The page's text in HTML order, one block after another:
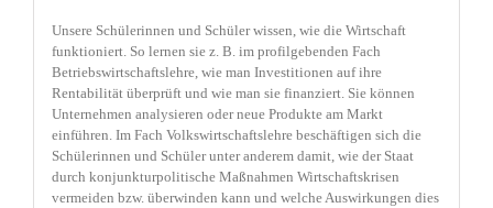
Unsere Schülerinnen und Schüler wissen, wie die Wirtschaft
funktioniert. So lernen sie z. B. im profilgebenden Fach
Betriebswirtschaftslehre, wie man Investitionen auf ihre
Rentabilität überprüft und wie man sie finanziert. Sie können
Unternehmen analysieren oder neue Produkte am Markt
einführen. Im Fach Volkswirtschaftslehre beschäftigen sich die
Schülerinnen und Schüler unter anderem damit, wie der Staat
durch konjunkturpolitische Maßnahmen Wirtschaftskrisen
vermeiden bzw. überwinden kann und welche Auswirkungen dies